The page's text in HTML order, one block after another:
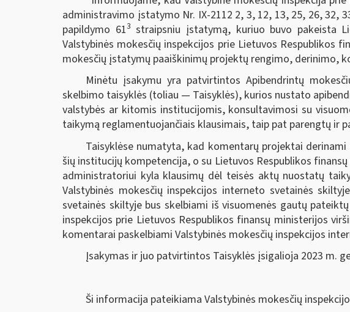
administravimo įstatymo Nr. IX-2112 2, 3, 12, 13, 25, 26, 32,
papildymo 613 straipsniu įstatymą, kuriuo buvo pakeista
Valstybinės mokesčių inspekcijos prie Lietuvos Respublikos
mokesčių įstatymų paaiškinimų projektų rengimo, derinimo,
Minėtu įsakymu yra patvirtintos Apibendrintų
skelbimo taisyklės (toliau — Taisyklės), kurios nustato
valstybės ar kitomis institucijomis, konsultavimosi su
taikymą reglamentuojančiais klausimais, taip pat parengtų ir
Taisyklėse numatyta, kad komentarų projektai
šių institucijų kompetencija, o su Lietuvos Respublikos
administratoriui kyla klausimų dėl teisės aktų nuostatų
Valstybinės mokesčių inspekcijos interneto svetainės
svetainės skiltyje bus skelbiami iš visuomenės gautų
inspekcijos prie Lietuvos Respublikos finansų ministerijos
komentarai paskelbiami Valstybinės mokesčių inspekcijos
Įsakymas ir juo patvirtintos Taisyklės įsigalioja 2023 m.
Ši informacija pateikiama Valstybinės mokesčių